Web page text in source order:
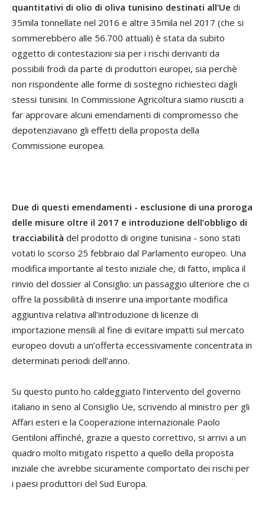
quantitativi di olio di oliva tunisino destinati all’Ue di
35mila tonnellate nel 2016 e altre 35mila nel 2017 (che si
sommerebbero alle 56.700 attuali) è stata da subito
oggetto di contestazioni sia per i rischi derivanti da
possibili frodi da parte di produttori europei, sia perchè
non rispondente alle forme di sostegno richiesteci dagli
stessi tunisini. In Commissione Agricoltura siamo riusciti a
far approvare alcuni emendamenti di compromesso che
depotenziavano gli effetti della proposta della
Commissione europea.
Due di questi emendamenti - esclusione di una proroga
delle misure oltre il 2017 e introduzione dell’obbligo di
tracciabilità del prodotto di origine tunisina - sono stati
votati lo scorso 25 febbraio dal Parlamento europeo. Una
modifica importante al testo iniziale che, di fatto, implica il
rinvio del dossier al Consiglio: un passaggio ulteriore che ci
offre la possibilità di inserire una importante modifica
aggiuntiva relativa all’introduzione di licenze di
importazione mensili al fine di evitare impatti sul mercato
europeo dovuti a un’offerta eccessivamente concentrata in
determinati periodi dell’anno.
Su questo punto ho caldeggiato l’intervento del governo
italiano in seno al Consiglio Ue, scrivendo al ministro per gli
Affari esteri e la Cooperazione internazionale Paolo
Gentiloni affinché, grazie a questo correttivo, si arrivi a un
quadro molto mitigato rispetto a quello della proposta
iniziale che avrebbe sicuramente comportato dei rischi per
i paesi produttori del Sud Europa.